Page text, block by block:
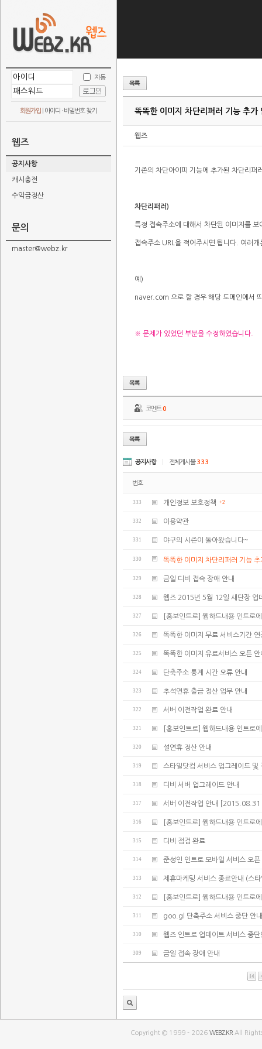
자동
회원가입 아이디 · 비밀번호 찾기
웹즈
공지사항
캐시충전
수익금정산
문의
master@webz.kr
똑똑한 이미지 차단리퍼러 기능 추가
웹즈
기존의 차단아이피 기능에 추가된 차단리퍼
차단리퍼러)
특정 접속주소에 대해서 차단된 이미지를
접속주소 URL을 적어주시면 됩니다. 여러
예)
naver.com 으로 할 경우 해당 도메인에서
※ 문제가 있었던 부분을 수정하였습니다.
코멘트0
공지사항 전체게시물333
번호
333 개인정보 보호정책 +2
332 이용약관
331 야구의 시즌이 돌아왔습니다~
330 똑똑한 이미지 차단리퍼러 기능 추
329 금일 디비 접속 장애 안내
328 웹즈 2015년 5월 12일 새단장 업
327 [홍보인트로] 웹하드내용 인트로
326 똑똑한 이미지 무료 서비스기간 연
325 똑똑한 이미지 유료서비스 오픈 안
324 단축주소 통계 시간 오류 안내
323 추석연휴 출금 정산 업무 안내
322 서버 이전작업 완료 안내
321 [홍보인트로] 웹하드내용 인트로
320 설연휴 정산 안내
319 스타일닷컴 서비스 업그레이드 및
318 디비 서버 업그레이드 안내
317 서버 이전작업 안내
316 [홍보인트로] 웹하드내용 인트로
315 디비 점검 완료
314 준성인 인트로 모바일 서비스 오픈
313 제휴마케팅 서비스 종료안내 (스
312 [홍보인트로] 웹하드내용 인트로
311 goo.gl 단축주소 서비스 중단 안내
310 웹즈 인트로 업데이트 서비스 중단
309 금일 접속 장애 안내
Copyright © 1999 - 2026WEBZ.KR All